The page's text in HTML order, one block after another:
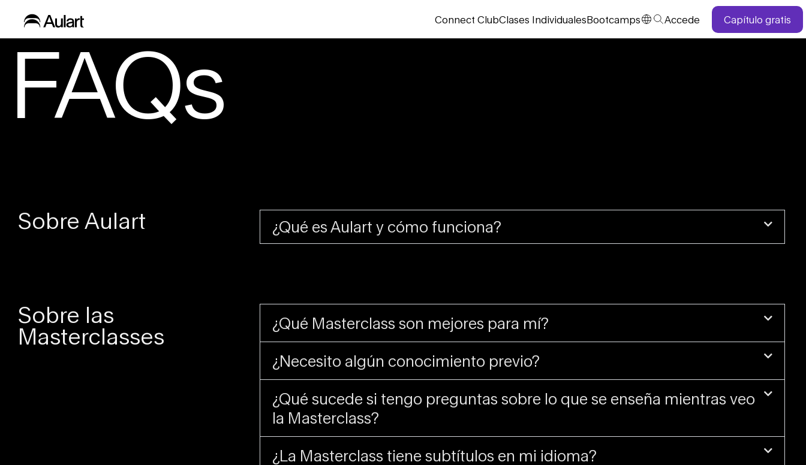
Connect ClubClases IndividualesBootcamps Accede Capítulo gratis
FAQs
Sobre Aulart ¿Qué es Aulart y cómo funciona?
Sobre las
Masterclasses
¿Qué Masterclass son mejores para mí?
¿Necesito algún conocimiento previo?
¿Qué sucede si tengo preguntas sobre lo que se enseña mientras veo
la Masterclass?
¿La Masterclass tiene subtítulos en mi idioma?